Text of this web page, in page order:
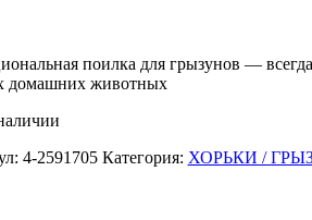
поилка для грызунов —
домашних животных
4-2591705 Категория: ХОРЬКИ /